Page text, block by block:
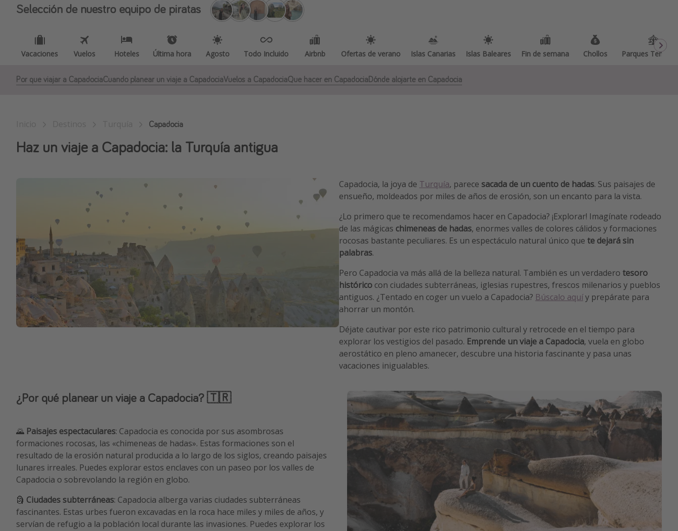
Selección de nuestro equipo de piratas
Vacaciones Vuelos Hoteles Última hora Agosto Todo Incluido Airbnb Ofertas de verano Islas Canarias Islas Baleares Fin de semana Chollos Parques
Por que viajar a CapadociaCuando planear un viaje a CapadociaVuelos a CapadociaQue hacer en Capadocia Dónde alojarte en Capadocia
Capadocia
Haz un viaje a Capadocia: la Turquía antigua
Capadocia, la joya de Turquía, parece sacada de un cuento de hadas. Sus paisajes de
ensueño, moldeados por miles de años de erosión, son un encanto para la vista.
¿Lo primero que te recomendamos hacer en Capadocia? ¡Explorar! Imagínate rodeado
de las mágicas chimeneas de hadas, enormes valles de colores cálidos y formaciones
rocosas bastante peculiares. Es un espectáculo natural único que te dejará sin
palabras.
Pero Capadocia va más allá de la belleza natural. También es un verdadero tesoro
histórico con ciudades subterráneas, iglesias rupestres, frescos milenarios y pueblos
antiguos. ¿Tentado en coger un vuelo a Capadocia? Búscalo aquíy prepárate para
ahorrar un montón.
Déjate cautivar por este rico patrimonio cultural y retrocede en el tiempo para
explorar los vestigios del pasado. Emprende un viaje a Capadocia, vuela en globo
aerostático en pleno amanecer, descubre una historia fascinante y pasa unas
vacaciones inigualables.
¿Por qué planear un viaje a Capadocia? 🇹🇷
🌄 Paisajes espectaculares: Capadocia es conocida por sus asombrosas
formaciones rocosas, las «chimeneas de hadas». Estas formaciones son el
resultado de la erosión natural producida a lo largo de los siglos, creando paisajes
lunares irreales. Puedes explorar estos enclaves con un paseo por los valles de
Capadocia o sobrevolando la región en globo.
🗿 Ciudades subterráneas: Capadocia alberga varias ciudades subterráneas
fascinantes. Estas urbes fueron excavadas en la roca hace miles y miles de años, y
servían de refugio a la población local durante las invasiones. Puedes explorar los